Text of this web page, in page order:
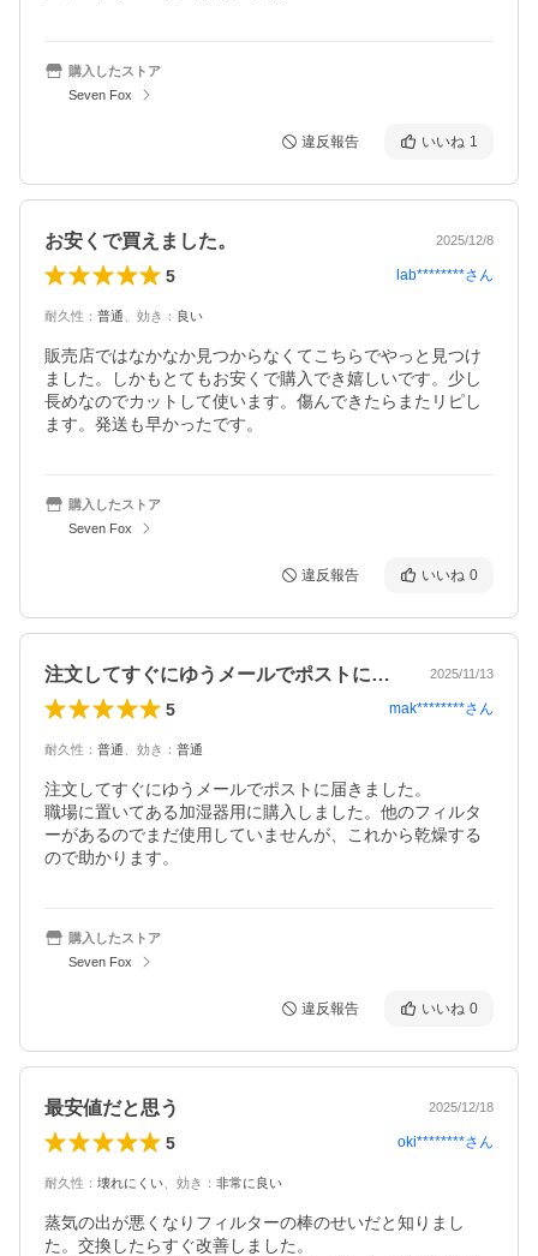
購入したストア
Seven Fox
違反報告 いいね 1
お安くで買えました。 2025/12/8
5 lab********さん
耐久性 ： 普通 効き ： 良い
販売店ではなかなか見つからなくてこちらでやっと見つけ
ました。しかもとてもお安くで購入でき嬉しいです。少し
長めなのでカットして使います。傷んできたらまたリピし
ます。発送も早かったです。
購入したストア
Seven Fox
違反報告 いいね 0
注文してすぐにゆうメールでポストに届き… 2025/11/13
5 mak********さん
耐久性 ： 普通 効き ： 普通
注文してすぐにゆうメールでポストに届きました。
職場に置いてある加湿器用に購入しました。他のフィルタ
ーがあるのでまだ使用していませんが、これから乾燥する
ので助かります。
購入したストア
Seven Fox
違反報告 いいね 0
最安値だと思う 2025/12/18
5 oki********さん
耐久性 ： 壊れにくい 効き ： 非常に良い
蒸気の出が悪くなりフィルターの棒のせいだと知りまし
た。交換したらすぐ改善しました。